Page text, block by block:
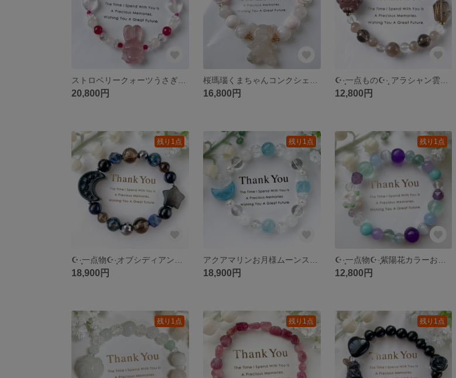
20,800円 16,800円 12,800円
残り1点
18,900円
残り1点
18,900円
残り1点
12,800円
残り1点 残り1点 残り1点